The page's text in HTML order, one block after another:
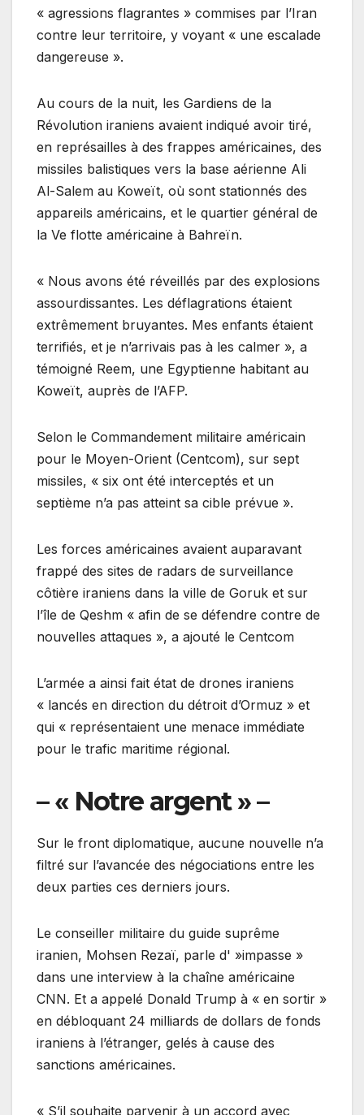
« agressions flagrantes » commises par l’Iran
contre leur territoire, y voyant « une escalade
dangereuse ».
Au cours de la nuit, les Gardiens de la
Révolution iraniens avaient indiqué avoir tiré,
en représailles à des frappes américaines, des
missiles balistiques vers la base aérienne Ali
Al-Salem au Koweït, où sont stationnés des
appareils américains, et le quartier général de
la Ve flotte américaine à Bahreïn.
« Nous avons été réveillés par des explosions
assourdissantes. Les déflagrations étaient
extrêmement bruyantes. Mes enfants étaient
terrifiés, et je n’arrivais pas à les calmer », a
témoigné Reem, une Egyptienne habitant au
Koweït, auprès de l’AFP.
Selon le Commandement militaire américain
pour le Moyen-Orient (Centcom), sur sept
missiles, « six ont été interceptés et un
septième n’a pas atteint sa cible prévue ».
Les forces américaines avaient auparavant
frappé des sites de radars de surveillance
côtière iraniens dans la ville de Goruk et sur
l’île de Qeshm « afin de se défendre contre de
nouvelles attaques », a ajouté le Centcom
L’armée a ainsi fait état de drones iraniens
« lancés en direction du détroit d’Ormuz » et
qui « représentaient une menace immédiate
pour le trafic maritime régional.
– « Notre argent » –
Sur le front diplomatique, aucune nouvelle n’a
filtré sur l’avancée des négociations entre les
deux parties ces derniers jours.
Le conseiller militaire du guide suprême
iranien, Mohsen Rezaï, parle d' »impasse »
dans une interview à la chaîne américaine
CNN. Et a appelé Donald Trump à « en sortir »
en débloquant 24 milliards de dollars de fonds
iraniens à l’étranger, gelés à cause des
sanctions américaines.
« S’il souhaite parvenir à un accord avec